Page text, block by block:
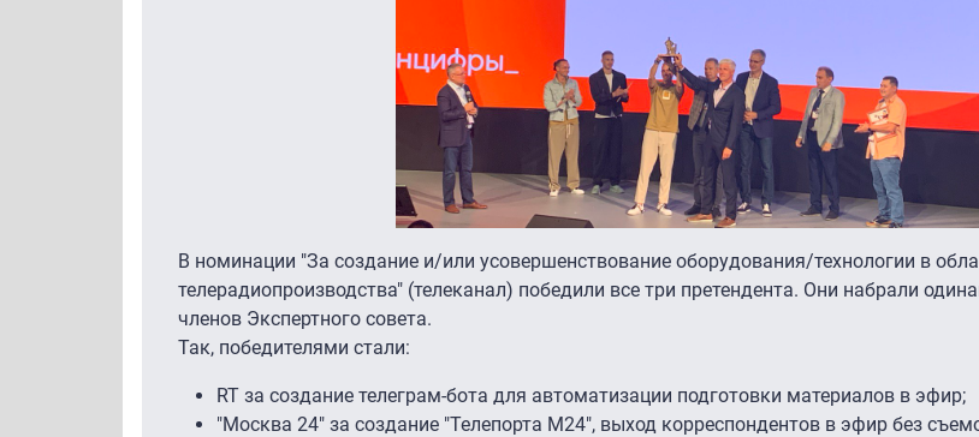
В номинации "За создание и/или усовершенствование оборудования/технологии в
телерадиопроизводства" (телеканал) победили все три претендента. Они набрали
членов Экспертного совета.
Так, победителями стали:
RT за создание телеграм-бота для автоматизации подготовки материалов в эфир;
"Москва 24″ за создание "Телепорта М24″, выход корреспондентов в эфир без